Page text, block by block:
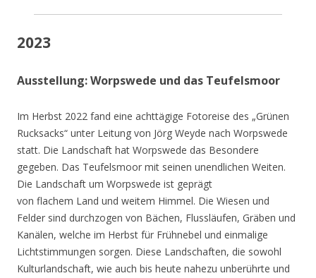
2023
Ausstellung: Worpswede und das Teufelsmoor
Im Herbst 2022 fand eine achttägige Fotoreise des „Grünen
Rucksacks“ unter Leitung von Jörg Weyde nach Worpswede
statt. Die Landschaft hat Worpswede das Besondere
gegeben. Das Teufelsmoor mit seinen unendlichen Weiten.
Die Landschaft um Worpswede ist geprägt
von flachem Land und weitem Himmel. Die Wiesen und
Felder sind durchzogen von Bächen, Flussläufen, Gräben und
Kanälen, welche im Herbst für Frühnebel und einmalige
Lichtstimmungen sorgen. Diese Landschaften, die sowohl
Kulturlandschaft, wie auch bis heute nahezu unberührte und